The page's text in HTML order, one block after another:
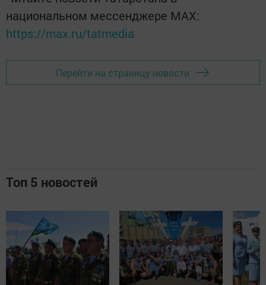
национальном мессенджере MАХ:
https://max.ru/tatmedia
Перейти на страницу новости
Топ 5 новостей